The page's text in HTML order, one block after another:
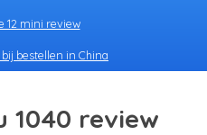
12 mini review
bestellen in China
1040 review